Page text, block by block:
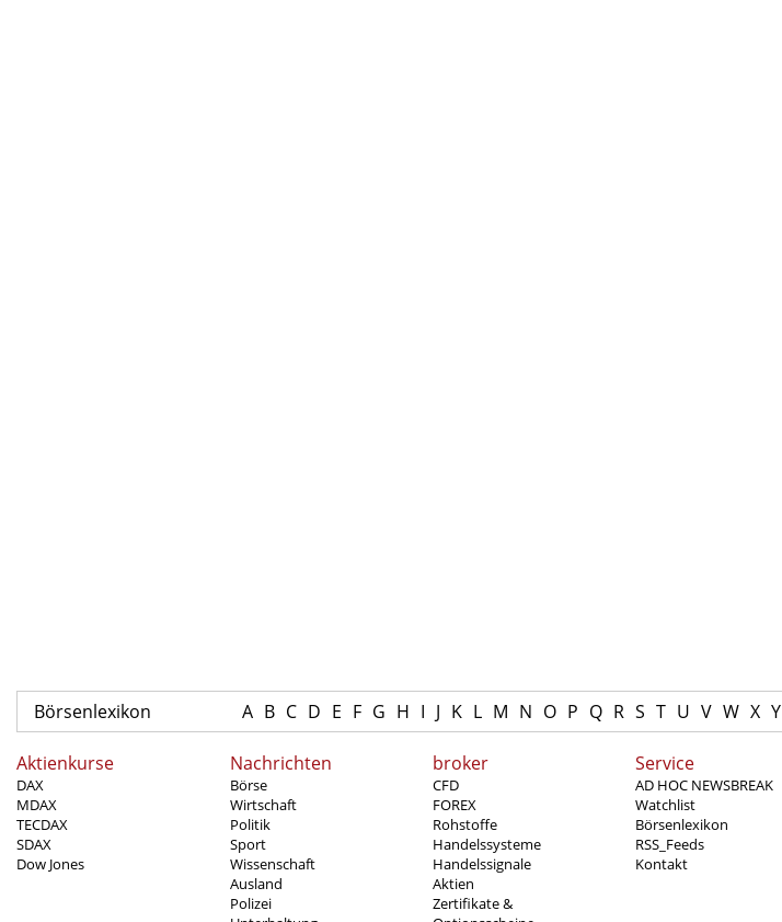
Börsenlexikon A B C D E F G H I J K L M N O P Q R S T U V W X Y
Aktienkurse
DAX
MDAX
TECDAX
SDAX
Dow Jones
Nachrichten
Börse
Wirtschaft
Politik
Sport
Wissenschaft
Ausland
Polizei
broker
CFD
FOREX
Rohstoffe
Handelssysteme
Handelssignale
Aktien
Zertifikate &
Service
AD HOC NEWSBREAK
Watchlist
Börsenlexikon
RSS_Feeds
Kontakt